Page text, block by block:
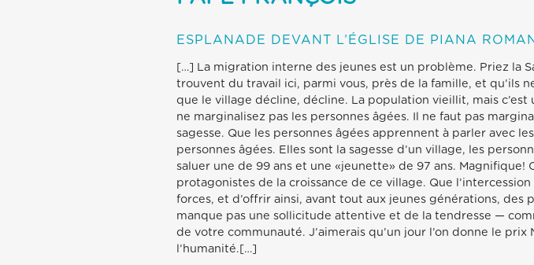
ESPLANADE DEVANT L’ÉGLISE DE PIANA
[…] La migration interne des jeunes est un problème. Priez la
trouvent du travail ici, parmi vous, près de la famille, et qu’ils
que le village décline, décline. La population vieillit, mais c’est
ne marginalisez pas les personnes âgées. Il ne faut pas
sagesse. Que les personnes âgées apprennent à parler avec
personnes âgées. Elles sont la sagesse d’un village, les
saluer une de 99 ans et une «jeunette» de 97 ans. Magnifique!
protagonistes de la croissance de ce village. Que
forces, et d’offrir ainsi, avant tout aux jeunes générations, des
manque pas une sollicitude attentive et de la tendresse —
de votre communauté. J’aimerais qu’un jour l’on donne le
l’humanité.[…]